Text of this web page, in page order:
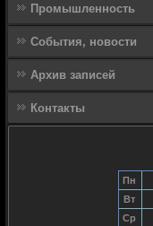
Промышленность
События, новости
Архив записей
Контакты
Пн
Вт
Ср